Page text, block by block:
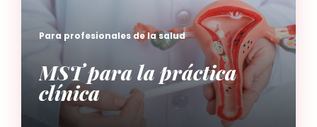
Para profesionales de la salud
MST para la práctica
clínica